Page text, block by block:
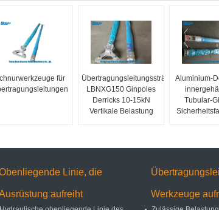
für
Übertragungsleitungssträngwerkzeuge
LBNXG150 Ginpoles
Derricks 10-15kN
Vertikale Belastung
Aluminium-
Tubular-
Linie, die
aufreiht Werkzeuge